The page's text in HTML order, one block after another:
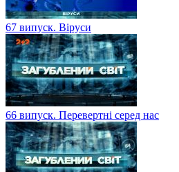
67 випуск. Віруси
66 випуск. Перевертні серед нас